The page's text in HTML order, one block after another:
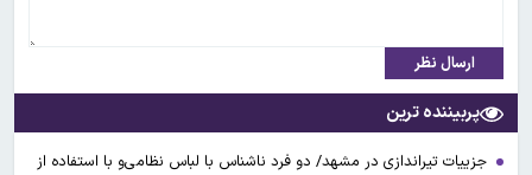
ارسال نظر
پربیننده ترین
جزییات تیراندازی در مشهد/ دو فرد ناشناس با لباس نظامی‌و با استفاده از